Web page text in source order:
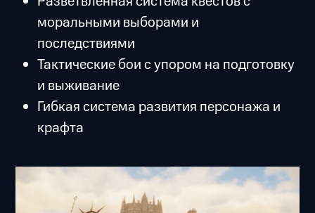
моральными выборами и
последствиями
Тактические бои с упором на подготовку
и выживание
Гибкая система развития персонажа и
крафта